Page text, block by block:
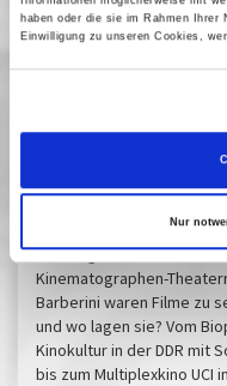
haben oder die sie im Rahmen Ihrer
Einwilligung zu unseren Cookies,
Nur
und Veranstaltungsreihe
wie sich die
Schachtelkinos - spielen
ausgesehen haben
»Vom Biophon zum
Babelsberg die ersten
Zeit folgten weitere.
Kinematographen-
Barberini waren Filme zu
und wo lagen sie? Vom
Kinokultur in der DDR mit
bis zum Multiplexkino UCI